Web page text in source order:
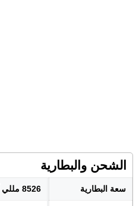
الشحن والبطارية
سعة البطارية 8526 مللي أمبير